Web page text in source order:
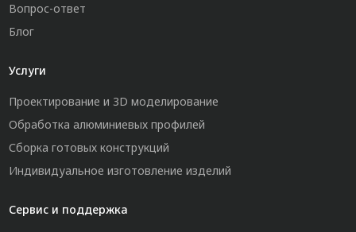
Вопрос-ответ
Блог
Услуги
Проектирование и 3D моделирование
Обработка алюминиевых профилей
Сборка готовых конструкций
Индивидуальное изготовление изделий
Сервис и поддержка